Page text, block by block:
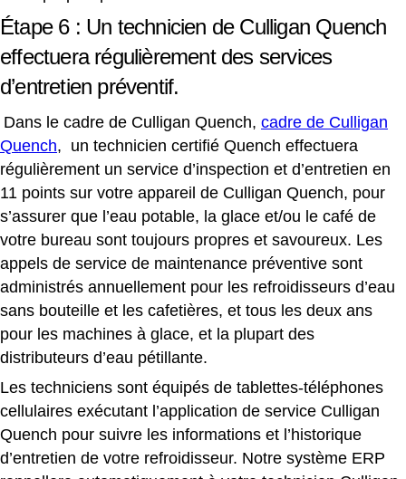
Étape 6 : Un technicien de Culligan Quench
effectuera régulièrement des services
d’entretien préventif.
Dans le cadre de Culligan Quench, cadre de Culligan
Quench, un technicien certifié Quench effectuera
régulièrement un service d’inspection et d’entretien en
11 points sur votre appareil de Culligan Quench, pour
s’assurer que l’eau potable, la glace et/ou le café de
votre bureau sont toujours propres et savoureux. Les
appels de service de maintenance préventive sont
administrés annuellement pour les refroidisseurs d’eau
sans bouteille et les cafetières, et tous les deux ans
pour les machines à glace, et la plupart des
distributeurs d’eau pétillante.
Les techniciens sont équipés de tablettes-téléphones
cellulaires exécutant l’application de service Culligan
Quench pour suivre les informations et l’historique
d’entretien de votre refroidisseur. Notre système ERP